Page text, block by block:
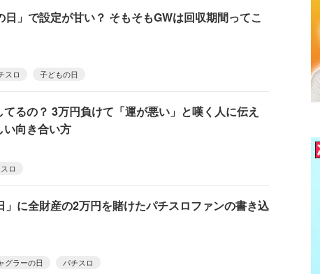
」で設定が甘い？ そもそもGWは回収期間ってこ
スロ 子どもの日
るの？ 3万円負けて「運が悪い」と嘆く人に伝え
い向き合い方
ロ
に全財産の2万円を賭けたパチスロファンの書き込
グラーの日 パチスロ